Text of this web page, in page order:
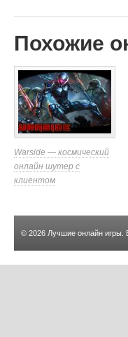
Похожие
Warside — космический
онлайн шутер с
клиентом
© 2026 Лучшие онлайн игры